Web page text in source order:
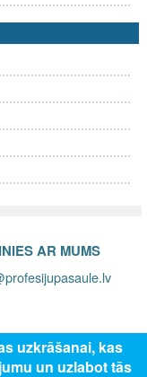
AR MUMS
uzkrāšanai, kas
un uzlabot tās